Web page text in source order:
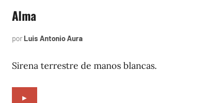
Alma
por Luis Antonio Aura
1994
Sirena terrestre de manos blancas.
►